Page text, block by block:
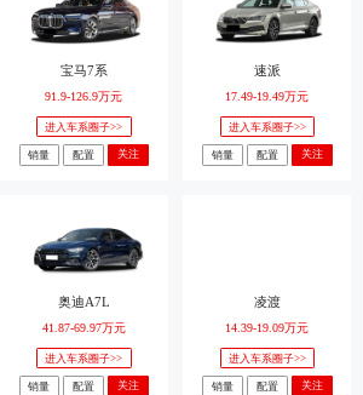
宝马7系
91.9-126.9万元
进入车系圈子>>
销量 配置 关注
速派
17.49-19.49万元
进入车系圈子>>
销量 配置 关注
奥迪A7L
41.87-69.97万元
进入车系圈子>>
销量 配置 关注
凌渡
14.39-19.09万元
进入车系圈子>>
销量 配置 关注